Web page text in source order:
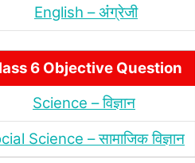
English – अंंग्रेजी
6 Objective Question
Science – विज्ञान
Science – सामाजिक विज्ञान